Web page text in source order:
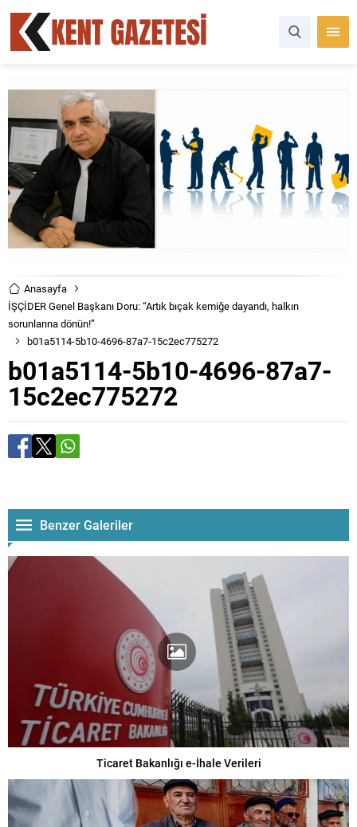
Anasayfa
İŞÇİDER Genel Başkanı Doru: “Artık bıçak kemiğe dayandı, halkın
sorunlarına dönün!”
b01a5114-5b10-4696-87a7-15c2ec775272
b01a5114-5b10-4696-87a7-
15c2ec775272
Benzer Galeriler
Ticaret Bakanlığı e-İhale Verileri